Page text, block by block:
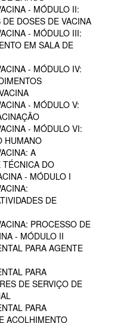
- MÓDULO II:
DOSES DE VACINA
- MÓDULO III:
EM SALA DE
- MÓDULO IV:
- MÓDULO V:
- MÓDULO VI:
HUMANO
A
TÉCNICA DO
- MÓDULO I
DE
PROCESSO DE
- MÓDULO II
PARA AGENTE
PARA
DE SERVIÇO DE
PARA
ACOLHIMENTO